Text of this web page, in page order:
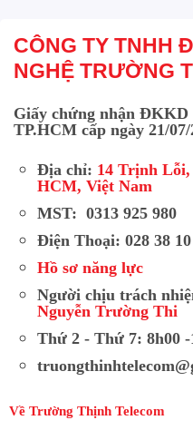
CÔNG TY TNHH
NGHỆ TRƯỜNG
Giấy chứng nhận ĐKKD
TP.HCM cấp ngày 21/07/
Địa chỉ: 14 Trịnh Lỗi,
HCM, Việt Nam
MST: 0313 925 980
Điện Thoại: 028 38 10
Hồ sơ năng lực
Người chịu trách
Nguyễn Trường Thi
Thứ 2 - Thứ 7: 8h00 -
Về Trường Thịnh Telecom